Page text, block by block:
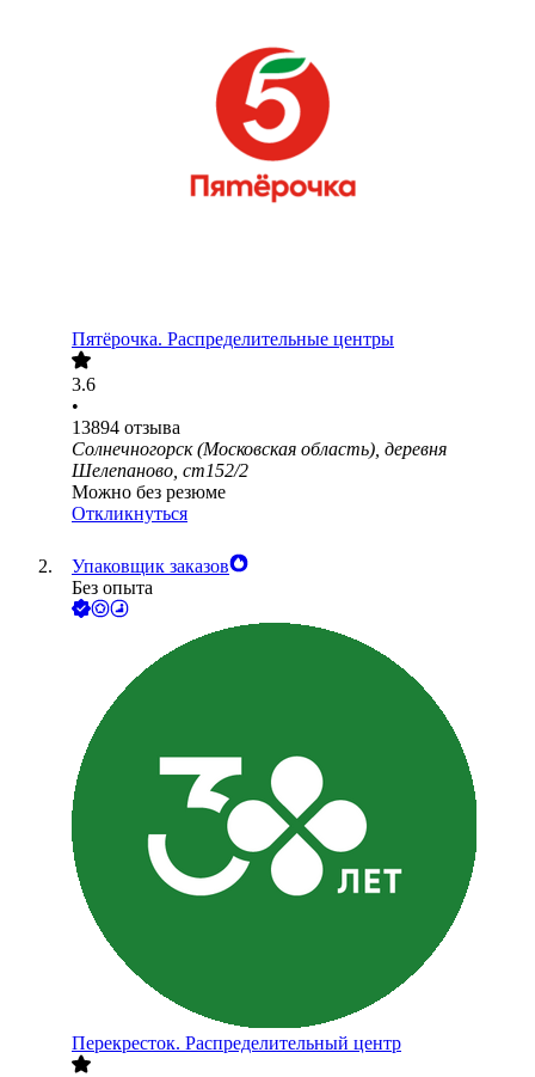
Пятёрочка. Распределительные центры
3.6
•
13894 отзыва
Солнечногорск (Московская область), деревня
Шелепаново, ст152/2
Можно без резюме
Откликнуться
Упаковщик заказов
Без опыта
Перекресток. Распределительный центр